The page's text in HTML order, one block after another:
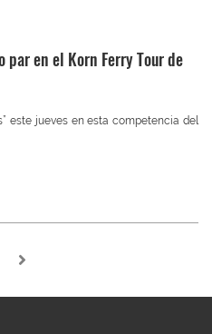
en el Korn Ferry Tour de
este jueves en esta competencia del